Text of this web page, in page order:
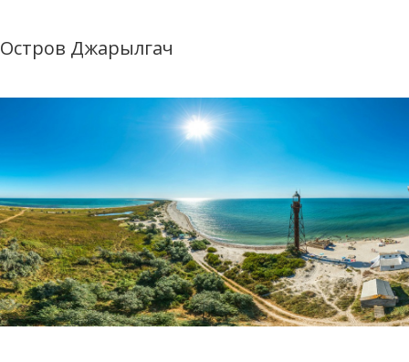
Остров Джарылгач